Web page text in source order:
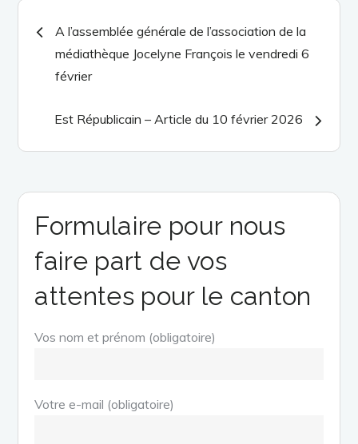
Navigation
de
l’article
A l’assemblée générale de l’association de la
médiathèque Jocelyne François le vendredi 6
février
Est Républicain – Article du 10 février 2026
Formulaire pour nous
faire part de vos
attentes pour le canton
Vos nom et prénom (obligatoire)
Votre e-mail (obligatoire)